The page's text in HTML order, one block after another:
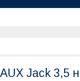
Jack 3,5